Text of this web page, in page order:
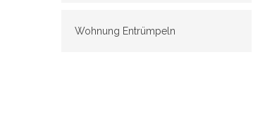
Wohnung Entrümpeln